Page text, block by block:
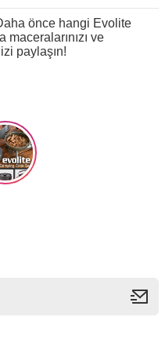
önce hangi Evolite
maceralarınızı ve
paylaşın!